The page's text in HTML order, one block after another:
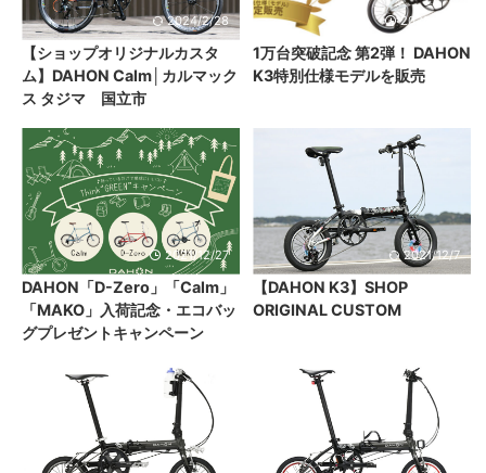
2024/2/28
【ショップオリジナルカスタ
ム】DAHON Calm│カルマック
ス タジマ 国立市
2022/2/10
1万台突破記念 第2弾！ DAHON
K3特別仕様モデルを販売
2021/12/27
DAHON「D-Zero」「Calm」
「MAKO」入荷記念・エコバッ
グプレゼントキャンペーン
2021/12/7
【DAHON K3】SHOP
ORIGINAL CUSTOM